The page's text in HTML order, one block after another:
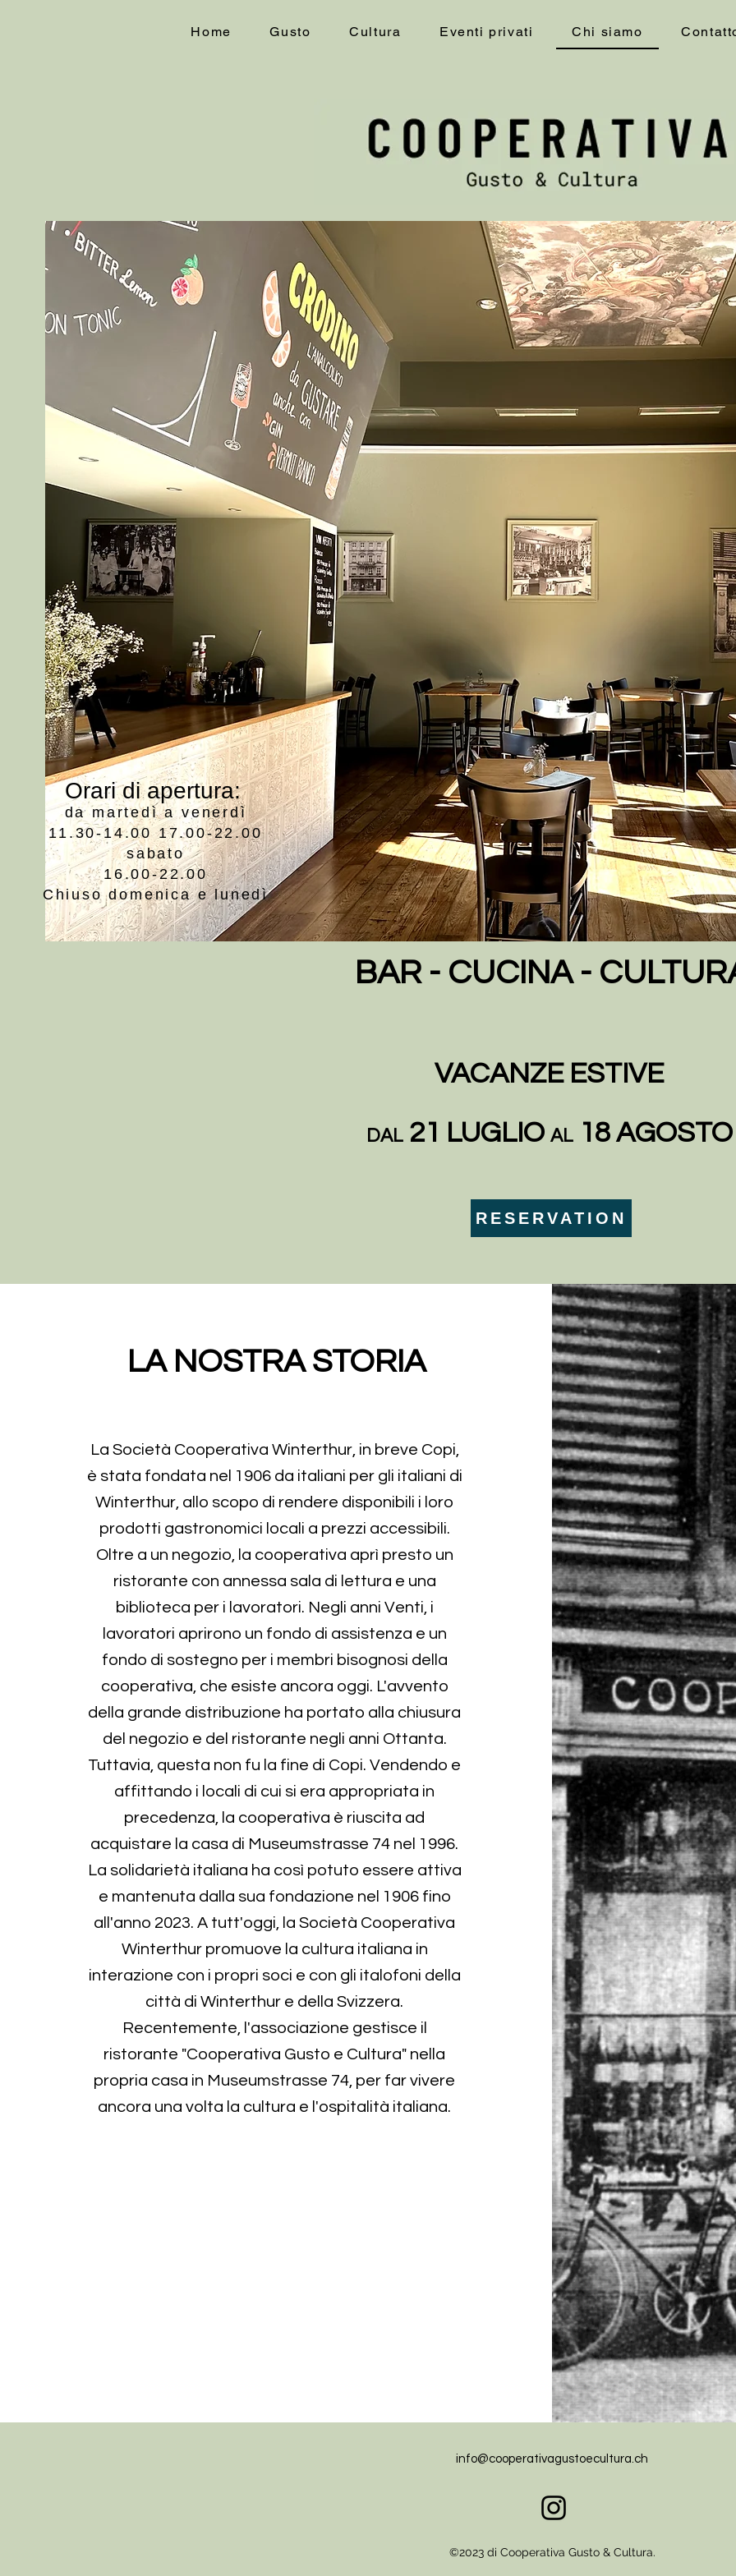
Home Gusto Cultura Eventi privati Chi siamo
BAR - CUCINA -
Orari di apertura:
da martedì a venerdì
11.30-14.00 17.00-22.00
sabato
16.00-22.00
Chiuso domenica e lunedì
VACANZE ESTIVE
DAL21 LUGLIO AL18 AGOSTO
RESERVATION
LA NOSTRA STORIA
La Società Cooperativa Winterthur, in breve Copi,
è stata fondata nel 1906 da italiani per gli italiani di
Winterthur, allo scopo di rendere disponibili i loro
prodotti gastronomici locali a prezzi accessibili.
Oltre a un negozio, la cooperativa aprì presto un
ristorante con annessa sala di lettura e una
biblioteca per i lavoratori. Negli anni Venti, i
lavoratori aprirono un fondo di assistenza e un
fondo di sostegno per i membri bisognosi della
cooperativa, che esiste ancora oggi. L'avvento
della grande distribuzione ha portato alla chiusura
del negozio e del ristorante negli anni Ottanta.
Tuttavia, questa non fu la fine di Copi. Vendendo e
affittando i locali di cui si era appropriata in
precedenza, la cooperativa è riuscita ad
acquistare la casa di Museumstrasse 74 nel 1996.
La solidarietà italiana ha così potuto essere attiva
e mantenuta dalla sua fondazione nel 1906 fino
all'anno 2023. A tutt'oggi, la Società Cooperativa
Winterthur promuove la cultura italiana in
interazione con i propri soci e con gli italofoni della
città di Winterthur e della Svizzera.
Recentemente, l'associazione gestisce il
ristorante "Cooperativa Gusto e Cultura" nella
propria casa in Museumstrasse 74, per far vivere
ancora una volta la cultura e l'ospitalità italiana.
info@cooperativagustoecultura.ch
©2023 di Cooperativa Gusto & Cultura.